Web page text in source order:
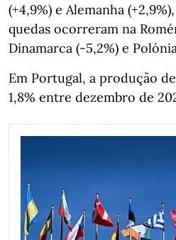
(+4,9%) e Alemanha
quedas ocorreram na
Dinamarca (-5,2%) e
Em Portugal, a produção
1,8% entre dezembro de